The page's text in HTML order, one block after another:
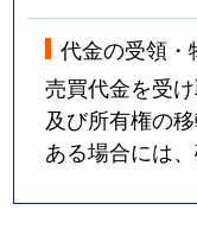
代金の受領・
売買代金を受
及び所有権の
ある場合には